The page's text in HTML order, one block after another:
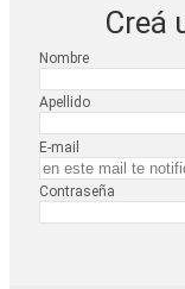
Creá
Nombre
Apellido
E-mail
Contraseña